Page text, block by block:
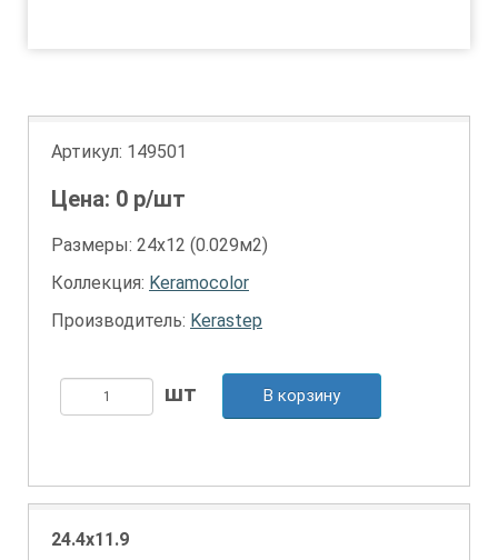
Артикул: 149501
Цена: 0 р/шт
Размеры: 24х12 (0.029м2)
Коллекция: Keramocolor
Производитель: Kerastep
В корзину
24.4x11.9